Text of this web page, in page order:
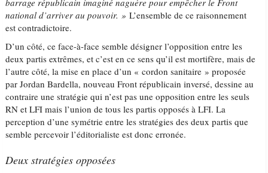
barrage républicain imaginé naguère pour empêcher le Front
national d’arriver au pouvoir. » L’ensemble de ce raisonnement
est contradictoire.
D’un côté, ce face-à-face semble désigner l’opposition entre les
deux partis extrêmes, et c’est en ce sens qu’il est mortifère, mais de
l’autre côté, la mise en place d’un « cordon sanitaire » proposée
par Jordan Bardella, nouveau Front républicain inversé, dessine au
contraire une stratégie qui n’est pas une opposition entre les seuls
RN et LFI mais l’union de tous les partis opposés à LFI. La
perception d’une symétrie entre les stratégies des deux partis que
semble percevoir l’éditorialiste est donc erronée.
Deux stratégies opposées